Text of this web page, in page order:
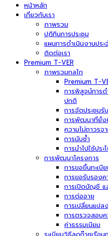
หน้าหลัก
เกี่ยวกับเรา
ภาพรวม
ปฏิทินการประชุม
แผนการดำเนินงานประ
ติดต่อเรา
Premium T-VER
ภาพรวมกลไก
Premium T-
การพิสูจน์การด
ปกติ
การจัดประชุม
การพัฒนาที่ยั่ง
ความไม่ถาวรจ
การนับซ้ำ
การนำไปใช้ปร
การพัฒนาโครงการ
การขอขึ้นทะเบี
การขอรับรองค
การเปิดบัญชี แ
การต่ออายุ
การเปลี่ยนแปล
การตรวจสอบค
ค่าธรรมเนียม